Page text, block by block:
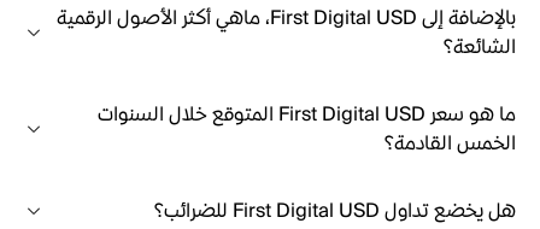
بالإضافة إلى First Digital USD، ماهي أكثر الأصول الرقمية
الشائعة؟
ما هو سعر First Digital USD المتوقع خلال السنوات
الخمس القادمة؟
هل يخضع تداول First Digital USD للضرائب؟